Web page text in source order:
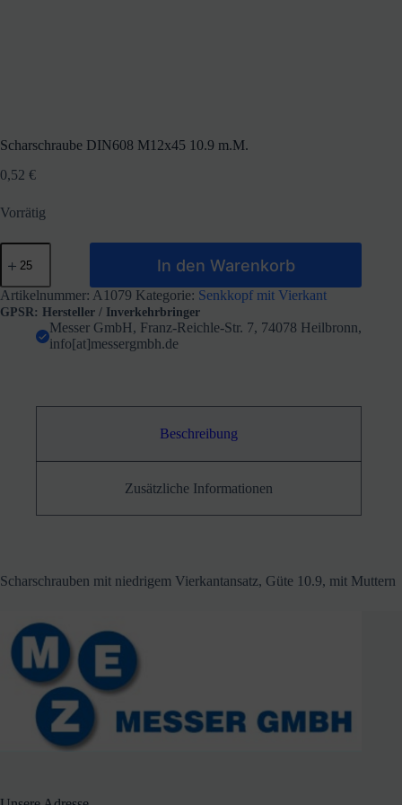
Scharschraube DIN608 M12x45 10.9 m.M.
0,52 €
Vorrätig
Scharschraube
DIN608
10.9
m.M.
In den Warenkorb
Artikelnummer: A1079 Kategorie: Senkkopf mit Vierkant
GPSR: Hersteller / Inverkehrbringer
Messer GmbH, Franz-Reichle-Str. 7, 74078 Heilbronn,
info[at]messergmbh.de
Beschreibung
Zusätzliche Informationen
Scharschrauben mit niedrigem Vierkantansatz, Güte 10.9, mit Muttern